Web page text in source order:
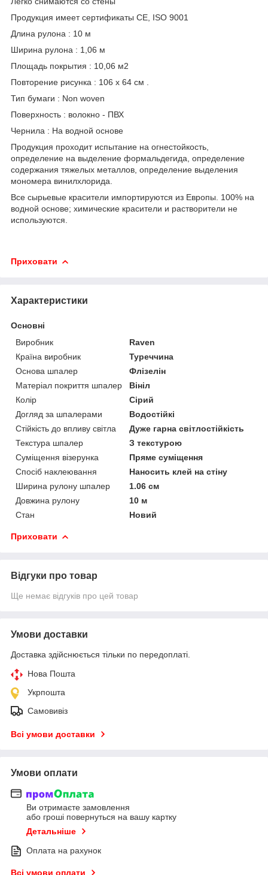
Продукция имеет сертификаты CE, ISO 9001
Длина рулона : 10 м
Ширина рулона : 1,06 м
Площадь покрытия : 10,06 м2
Повторение рисунка : 106 x 64 см .
Тип бумаги : Non woven
Поверхность : волокно - ПВХ
Чернила : На водной основе
Продукция проходит испытание на огнестойкость,
определение на выделение формальдегида, определение
содержания тяжелых металлов, определение выделения
мономера винилхлорида.
Все сырьевые красители импортируются из Европы. 100% на
водной основе; химические красители и растворители не
используются.
Приховати
Характеристики
Основні
Виробник
Raven
Країна виробник
Туреччина
Основа шпалер
Флізелін
Матеріал покриття шпалер
Вініл
Колір
Сірий
Догляд за шпалерами
Водостійкі
Стійкість до впливу світла
Дуже гарна світлостійкість
Текстура шпалер
З текстурою
Суміщення візерунка
Пряме суміщення
Спосіб наклеювання
Наносить клей на стіну
Ширина рулону шпалер
1.06 см
Довжина рулону
10 м
Стан
Новий
Приховати
Відгуки про товар
Ще немає відгуків про цей товар
Умови доставки
Доставка здійснюється тільки по передоплаті.
Нова Пошта
Укрпошта
Самовивіз
Всі умови доставки
Умови оплати
Ви отримаєте замовлення
або гроші повернуться на вашу картку
Детальніше
Оплата на рахунок
Всі умови оплати